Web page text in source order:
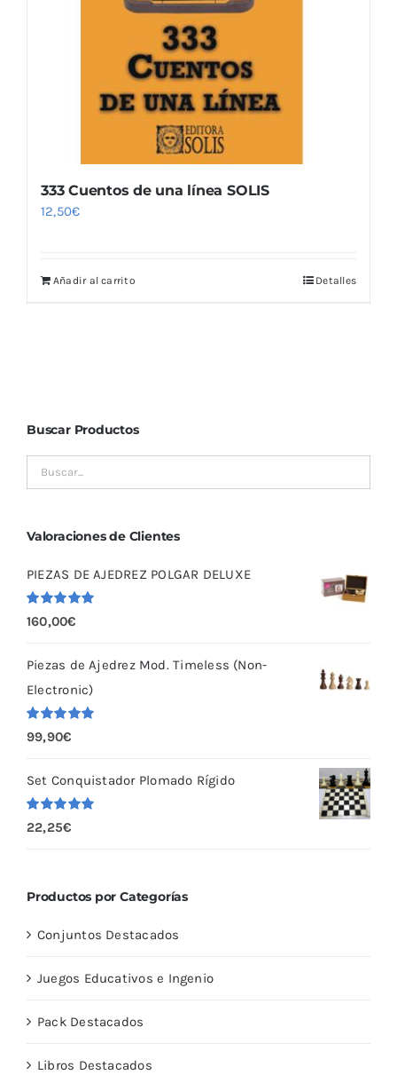
333 Cuentos de una línea SOLIS
12,50€
Añadir al carrito Detalles
Buscar Productos
Valoraciones de Clientes
PIEZAS DE AJEDREZ POLGAR DELUXE
Valorado
con 5.00
160,00€
Piezas de Ajedrez Mod. Timeless (Non-
Electronic)
Valorado
con 5.00
99,90€
Set Conquistador Plomado Rígido
Valorado
con
5.00
22,25€
Productos por Categorías
Conjuntos Destacados
Juegos Educativos e Ingenio
Pack Destacados
Libros Destacados